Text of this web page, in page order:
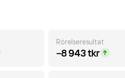
Rörelseresultat
−8 943 tkr